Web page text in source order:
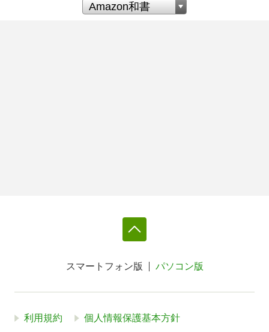
スマートフォン版 パソコン版
利用規約 個人情報保護基本方針